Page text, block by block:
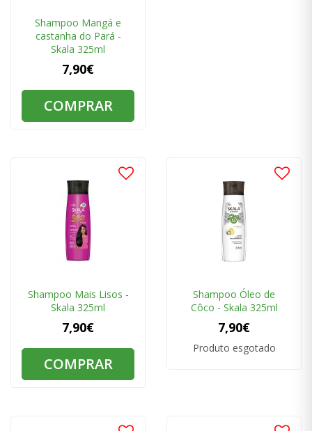
Shampoo Mangá e
castanha do Pará -
Skala 325ml
7,90€
COMPRAR
Shampoo Mais Lisos -
Skala 325ml
7,90€
COMPRAR
Shampoo Óleo de
Côco - Skala 325ml
7,90€
Produto esgotado